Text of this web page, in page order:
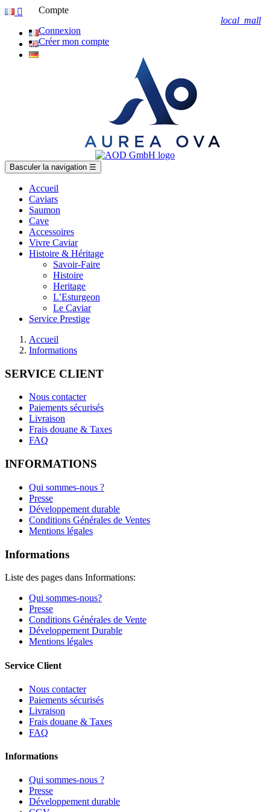

Compte
Connexion
Créer mon compte
Basculer la navigation ☰
Accueil
Caviars
Saumon
Cave
Accessoires
Vivre Caviar
Histoire & Héritage
Savoir-Faire
Histoire
Heritage
L’Esturgeon
Le Caviar
Service Prestige
Accueil
Informations
SERVICE CLIENT
Nous contacter
Paiements sécurisés
Livraison
Frais douane & Taxes
FAQ
INFORMATIONS
Qui sommes-nous ?
Presse
Développement durable
Conditions Générales de Ventes
Mentions légales
Informations
Liste des pages dans Informations:
Qui sommes-nous?
Presse
Conditions Générales de Vente
Développement Durable
Mentions légales
Service Client
Nous contacter
Paiements sécurisés
Livraison
Frais douane & Taxes
FAQ
Informations
Qui sommes-nous ?
Presse
Développement durable
local_mall